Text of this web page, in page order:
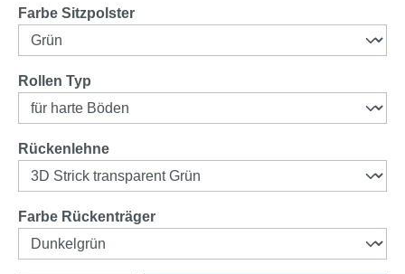
Farbe Sitzpolsterauswählen
Rollen Typ
Rückenlehneauswählen
Farbe Rückenträgerauswählen